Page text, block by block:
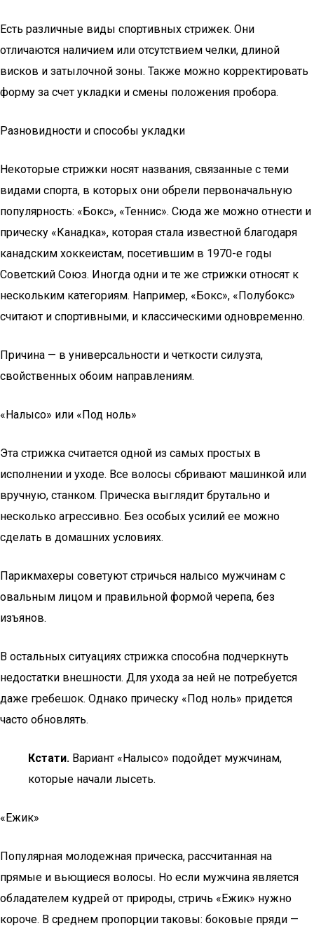
Есть различные виды спортивных стрижек. Они
отличаются наличием или отсутствием челки, длиной
висков и затылочной зоны. Также можно корректировать
форму за счет укладки и смены положения пробора.
Разновидности и способы укладки
Некоторые стрижки носят названия, связанные с теми
видами спорта, в которых они обрели первоначальную
популярность: «Бокс», «Теннис». Сюда же можно отнести и
прическу «Канадка», которая стала известной благодаря
канадским хоккеистам, посетившим в 1970-е годы
Советский Союз. Иногда одни и те же стрижки относят к
нескольким категориям. Например, «Бокс», «Полубокс»
считают и спортивными, и классическими одновременно.
Причина — в универсальности и четкости силуэта,
свойственных обоим направлениям.
«Налысо» или «Под ноль»
Эта стрижка считается одной из самых простых в
исполнении и уходе. Все волосы сбривают машинкой или
вручную, станком. Прическа выглядит брутально и
несколько агрессивно. Без особых усилий ее можно
сделать в домашних условиях.
Парикмахеры советуют стричься налысо мужчинам с
овальным лицом и правильной формой черепа, без
изъянов.
В остальных ситуациях стрижка способна подчеркнуть
недостатки внешности. Для ухода за ней не потребуется
даже гребешок. Однако прическу «Под ноль» придется
часто обновлять.
Кстати. Вариант «Налысо» подойдет мужчинам,
которые начали лысеть.
«Ежик»
Популярная молодежная прическа, рассчитанная на
прямые и вьющиеся волосы. Но если мужчина является
обладателем кудрей от природы, стричь «Ежик» нужно
короче. В среднем пропорции таковы: боковые пряди —